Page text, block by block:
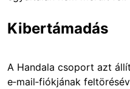
Kibertámadás
A Handala csoport azt
e‑mail‑fiókjának